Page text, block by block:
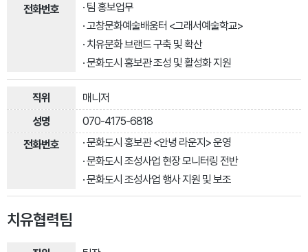
· 팀 홍보업무
· 고창문화예술배움터 <그래서예술학교>
· 치유문화 브랜드 구축 및 확산
· 문화도시 홍보관 조성 및 활성화 지원
매니저
070-4175-6818
· 문화도시 홍보관 <안녕 라운지> 운영
· 문화도시 조성사업 현장 모니터링 전반
· 문화도시 조성사업 행사 지원 및 보조
치유협력팀